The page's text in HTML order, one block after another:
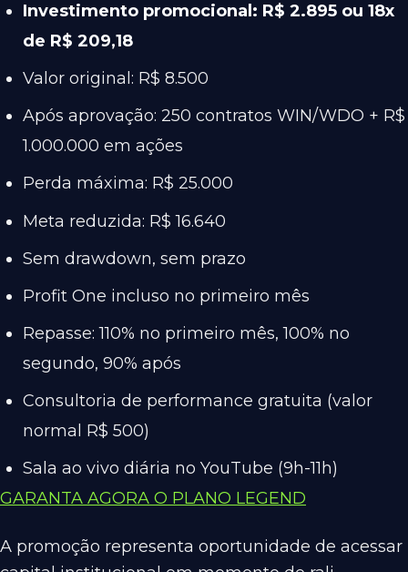
Investimento promocional: R$ 2.895 ou 18x
de R$ 209,18
Valor original: R$ 8.500
Após aprovação: 250 contratos WIN/WDO + R$
1.000.000 em ações
Perda máxima: R$ 25.000
Meta reduzida: R$ 16.640
Sem drawdown, sem prazo
Profit One incluso no primeiro mês
Repasse: 110% no primeiro mês, 100% no
segundo, 90% após
Consultoria de performance gratuita (valor
normal R$ 500)
Sala ao vivo diária no YouTube (9h-11h)
GARANTA AGORA O PLANO LEGEND
A promoção representa oportunidade de acessar